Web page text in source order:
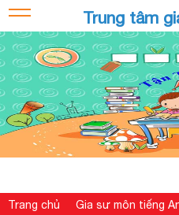
Trung tâm
Trang chủ Gia sư môn tiếng